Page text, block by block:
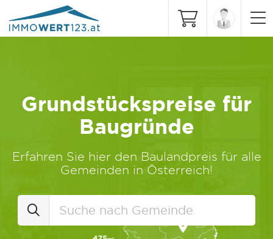
Grundstückspreise für
Baugründe
Erfahren Sie hier den Baulandpreis für alle
Gemeinden in Österreich!